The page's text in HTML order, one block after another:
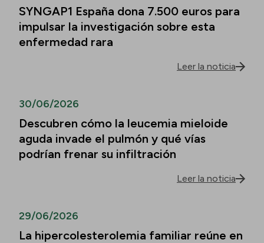
SYNGAP1 España dona 7.500 euros para
impulsar la investigación sobre esta
enfermedad rara
Leer la noticia
30/06/2026
Descubren cómo la leucemia mieloide
aguda invade el pulmón y qué vías
podrían frenar su infiltración
Leer la noticia
29/06/2026
La hipercolesterolemia familiar reúne en